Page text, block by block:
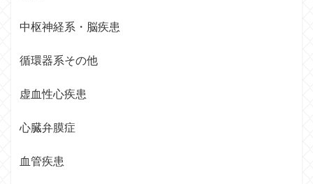
中枢神経系・脳疾患
循環器系その他
虚血性心疾患
心臓弁膜症
血管疾患